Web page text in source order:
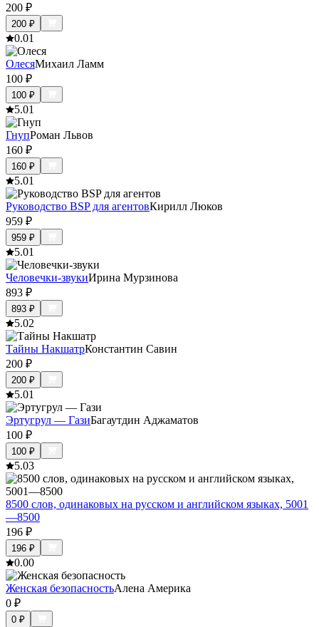
200 ₽
200 ₽
0.01
ОлесяМихаил Ламм
100 ₽
100 ₽
5.01
ГнупРоман Львов
160 ₽
160 ₽
5.01
Руководство BSP для агентовКирилл Люков
959 ₽
959 ₽
5.01
Человечки-звукиИрина Мурзинова
893 ₽
893 ₽
5.02
Тайны НакшатрКонстантин Савин
200 ₽
200 ₽
5.01
Эртугрул — ГазиБагаутдин Аджаматов
100 ₽
100 ₽
5.03
8500 слов, одинаковых на русском и английском языках, 5001
—8500
196 ₽
196 ₽
0.00
Женская безопасностьАлена Америка
0 ₽
0 ₽